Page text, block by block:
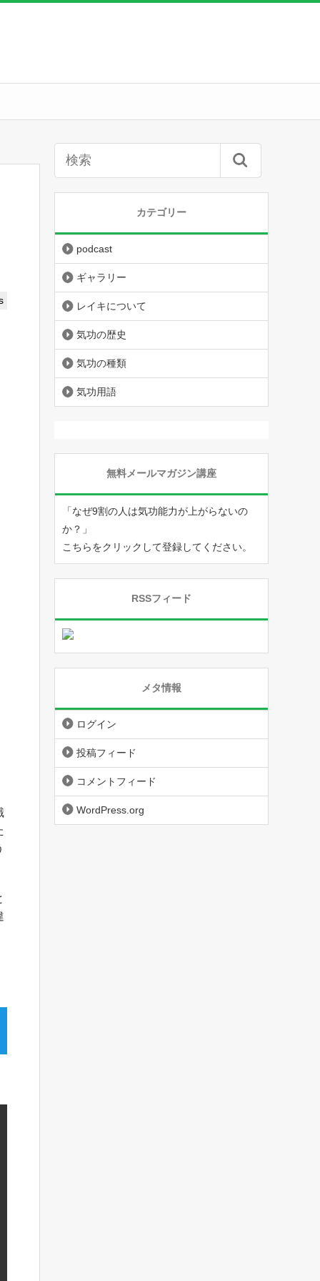
カテゴリー
podcast
ギャラリー
レイキについて
気功の歴史
気功の種類
気功用語
無料メールマガジン講座
「なぜ9割の人は気功能力が上がらないの
か？」
こちらをクリックして登録してください。
RSSフィード
メタ情報
ログイン
投稿フィード
コメントフィード
WordPress.org